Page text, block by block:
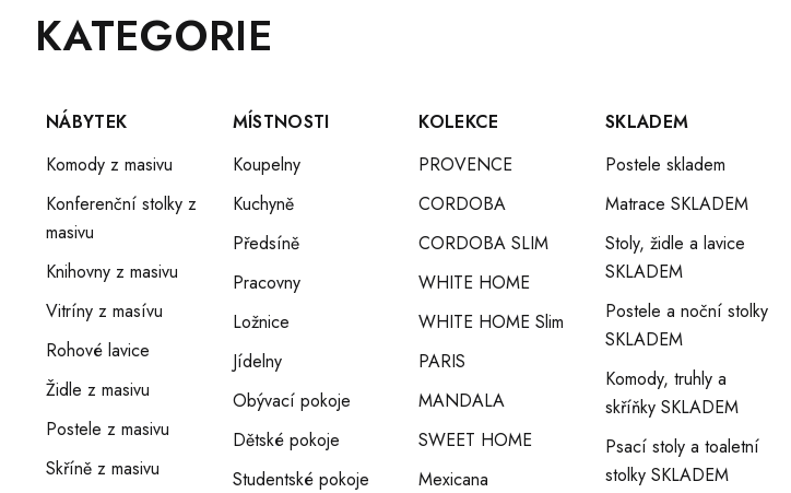
Přeskočit
kategorie
KATEGORIE
NÁBYTEK
Komody z masivu
Konferenční stolky z
masivu
Knihovny z masivu
Vitríny z masívu
Rohové lavice
Židle z masivu
Postele z masivu
Skříně z masivu
MÍSTNOSTI
Koupelny
Kuchyně
Předsíně
Pracovny
Ložnice
Jídelny
Obývací pokoje
Dětské pokoje
Studentské pokoje
KOLEKCE
PROVENCE
CORDOBA
CORDOBA SLIM
WHITE HOME
WHITE HOME Slim
PARIS
MANDALA
SWEET HOME
Mexicana
SKLADEM
Postele skladem
Matrace SKLADEM
Stoly, židle a lavice
SKLADEM
Postele a noční stolky
SKLADEM
Komody, truhly a
skříňky SKLADEM
Psací stoly a toaletní
stolky SKLADEM